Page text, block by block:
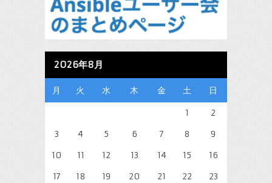
2026年8月
月 火 水 木 金 土 日
1
2
3
4 5 6 7 8
9
10
11 12 13 14 15
16
17
18 19 20 21 22
23